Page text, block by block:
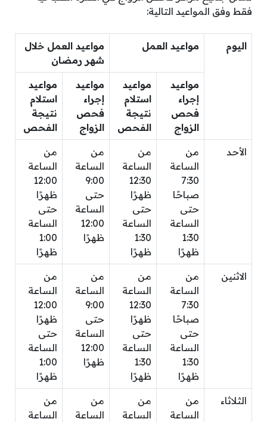
فقط وفق المواعيد التالية:
اليوم مواعيد العمل
مواعيد العمل خلال
شهر رمضان
مواعيد
إجراء
فحص
الزواج
مواعيد
استلام
نتيجة
الفحص
مواعيد
إجراء
فحص
الزواج
مواعيد
استلام
نتيجة
الفحص
الأحد
من
الساعة
7:30
صباحًا
حتى
الساعة
1:30
ظهرًا
من
الساعة
12:30
ظهرًا
حتى
الساعة
1:30
ظهرًا
من
الساعة
9:00
حتى
الساعة
12:00
ظهرًا
من
الساعة
12:00
ظهرًا
حتى
الساعة
1:00
ظهرًا
الاثنين
من
الساعة
7:30
صباحًا
حتى
الساعة
1:30
ظهرًا
من
الساعة
12:30
ظهرًا
حتى
الساعة
1:30
ظهرًا
من
الساعة
9:00
حتى
الساعة
12:00
ظهرًا
من
الساعة
12:00
ظهرًا
حتى
الساعة
1:00
ظهرًا
الثلاثاء
من
الساعة
من
الساعة
من
الساعة
من
الساعة